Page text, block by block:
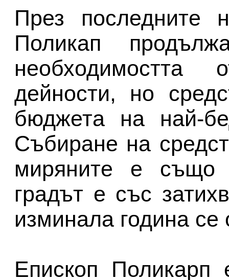
През последните
Поликап
дейности, но
бюджета на най-
Събиране на
миряните е също
градът е със
изминала година
Епископ Поликарп